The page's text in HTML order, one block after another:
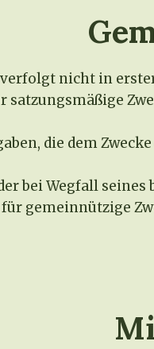
nicht in
die dem
bei Wegfall
gemeinnützige